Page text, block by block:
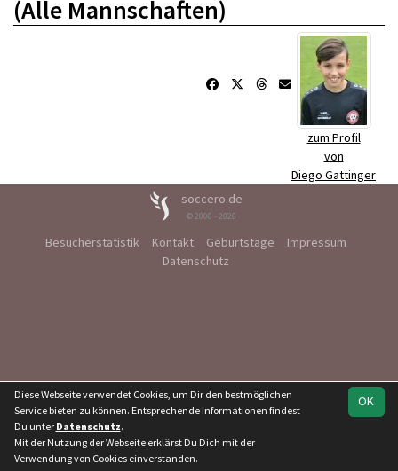
(Alle Mannschaften)
zum Profil
von
Diego Gattinger
soccero.de
© 2006 - 2026
Besucherstatistik Kontakt Geburtstage
Impressum
Datenschutz
OK
Diese Webseite verwendet Cookies, um Dir den bestmöglichen
Service bieten zu können. Entsprechende Informationen findest
Du unter Datenschutz.
Mit der Nutzung der Webseite erklärst Du Dich mit der
Verwendung von Cookies einverstanden.